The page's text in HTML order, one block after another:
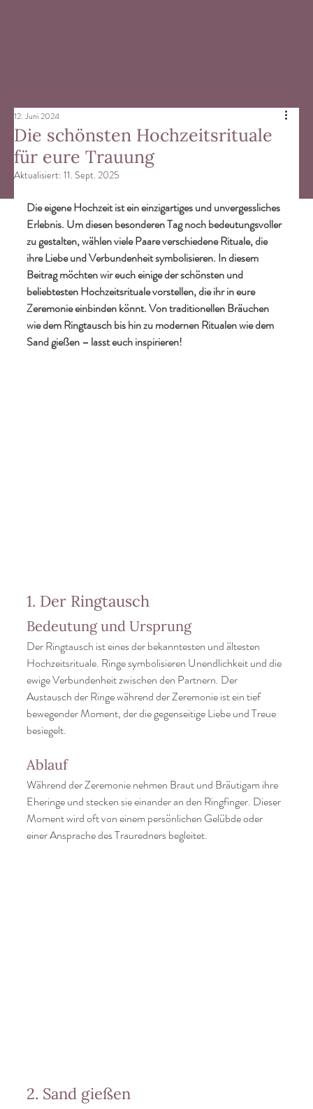
Die schönsten Hochzeitsrituale
für eure Trauung
12. Juni 2024
Aktualisiert: 11. Sept. 2025
Die eigene Hochzeit ist ein einzigartiges und unvergessliches
Erlebnis. Um diesen besonderen Tag noch bedeutungsvoller
zu gestalten, wählen viele Paare verschiedene Rituale, die
ihre Liebe und Verbundenheit symbolisieren. In diesem
Beitrag möchten wir euch einige der schönsten und
beliebtesten Hochzeitsrituale vorstellen, die ihr in eure
Zeremonie einbinden könnt. Von traditionellen Bräuchen
wie dem Ringtausch bis hin zu modernen Ritualen wie dem
Sand gießen – lasst euch inspirieren!
1. Der Ringtausch
Bedeutung und Ursprung
Der Ringtausch ist eines der bekanntesten und ältesten
Hochzeitsrituale. Ringe symbolisieren Unendlichkeit und die
ewige Verbundenheit zwischen den Partnern. Der
Austausch der Ringe während der Zeremonie ist ein tief
bewegender Moment, der die gegenseitige Liebe und Treue
besiegelt.
Ablauf
Während der Zeremonie nehmen Braut und Bräutigam ihre
Eheringe und stecken sie einander an den Ringfinger. Dieser
Moment wird oft von einem persönlichen Gelübde oder
einer Ansprache des Trauredners begleitet.
2. Sand gießen